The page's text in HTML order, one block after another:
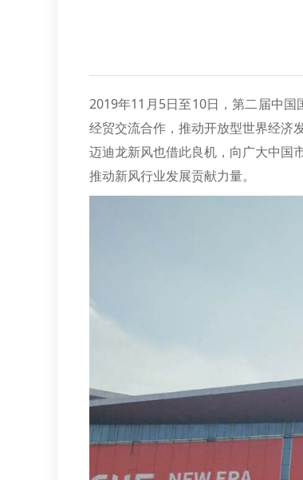
2019年11月5日至10日，第二届中
经贸交流合作，推动开放型世界经济发
迈迪龙新风也借此良机，向广大中国
推动新风行业发展贡献力量。